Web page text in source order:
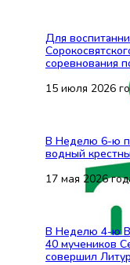
Для
соревнования
15 июля 2026
В Неделю 6-ю
водный
17 мая 2026
В Неделю 4-ю
40 мучеников
совершил